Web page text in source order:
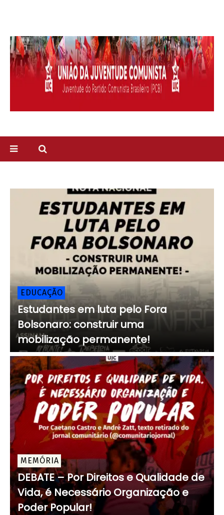
EDUCAÇÃO
Estudantes em luta pelo Fora
Bolsonaro: construir uma
mobilização permanente!
MEMÓRIA
DEBATE – Por Direitos e Qualidade de
Vida, é Necessário Organização e
Poder Popular!